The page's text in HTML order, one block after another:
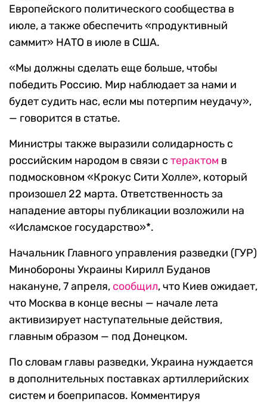
Европейского политического сообщества в
июле, а также обеспечить «продуктивный
саммит» НАТО в июле в США.
«Мы должны сделать еще больше, чтобы
победить Россию. Мир наблюдает за нами и
будет судить нас, если мы потерпим неудачу»,
— говорится в статье.
Министры также выразили солидарность с
российским народом в связи с терактом в
подмосковном «Крокус Сити Холле», который
произошел 22 марта. Ответственность за
нападение авторы публикации возложили на
«Исламское государство»*.
Начальник Главного управления разведки (ГУР)
Минобороны Украины Кирилл Буданов
накануне, 7 апреля, сообщил, что Киев ожидает,
что Москва в конце весны — начале лета
активизирует наступательные действия,
главным образом — под Донецком.
По словам главы разведки, Украина нуждается
в дополнительных поставках артиллерийских
систем и боеприпасов. Комментируя